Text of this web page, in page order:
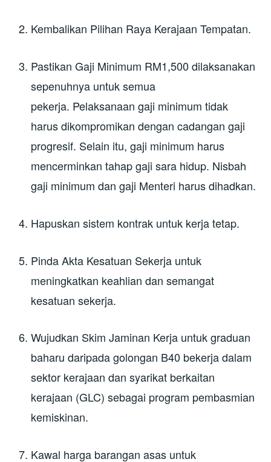
Kembalikan Pilihan Raya Kerajaan Tempatan.
Pastikan Gaji Minimum RM1,500 dilaksanakan
sepenuhnya untuk semua
pekerja. Pelaksanaan gaji minimum tidak
harus dikompromikan dengan cadangan gaji
progresif. Selain itu, gaji minimum harus
mencerminkan tahap gaji sara hidup. Nisbah
gaji minimum dan gaji Menteri harus dihadkan.
Hapuskan sistem kontrak untuk kerja tetap.
Pinda Akta Kesatuan Sekerja untuk
meningkatkan keahlian dan semangat
kesatuan sekerja.
Wujudkan Skim Jaminan Kerja untuk graduan
baharu daripada golongan B40 bekerja dalam
sektor kerajaan dan syarikat berkaitan
kerajaan (GLC) sebagai program pembasmian
kemiskinan.
Kawal harga barangan asas untuk